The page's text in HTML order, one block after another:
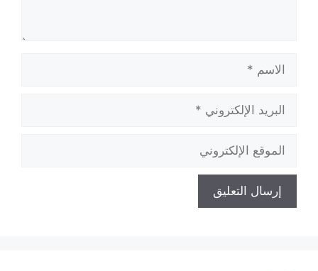
الإلكتروني
الإلكتروني